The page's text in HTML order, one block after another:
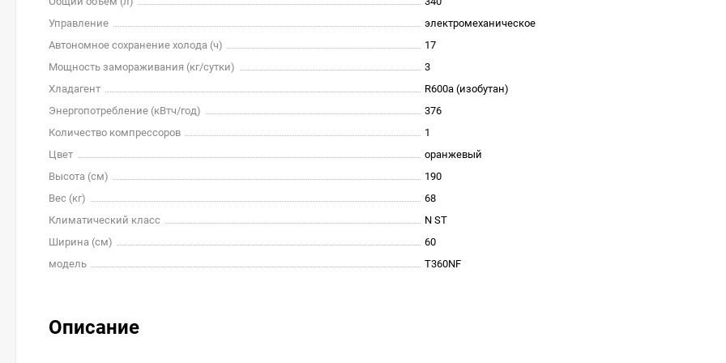
Управление
электромеханическое
Автономное сохранение холода (ч)
17
Мощность замораживания (кг/cутки)
3
Хладагент
R600a (изобутан)
Энергопотребление (кВтч/год)
376
Количество компрессоров
1
Цвет
оранжевый
Высота (см)
190
Вес (кг)
68
Климатический класс
N ST
Ширина (см)
60
модель
T360NF
Описание